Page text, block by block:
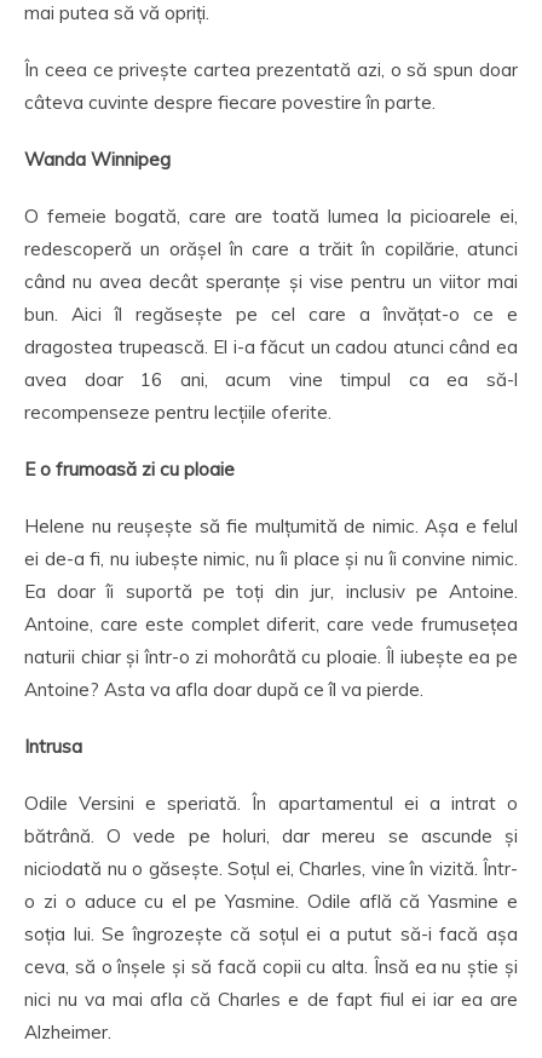
mai putea să vă opriți.
În ceea ce privește cartea prezentată azi, o să spun doar
câteva cuvinte despre fiecare povestire în parte.
Wanda Winnipeg
O femeie bogată, care are toată lumea la picioarele ei,
redescoperă un orășel în care a trăit în copilărie, atunci
când nu avea decât speranțe și vise pentru un viitor mai
bun. Aici îl regăsește pe cel care a învățat-o ce e
dragostea trupească. El i-a făcut un cadou atunci când ea
avea doar 16 ani, acum vine timpul ca ea să-l
recompenseze pentru lecțiile oferite.
E o frumoasă zi cu ploaie
Helene nu reușește să fie mulțumită de nimic. Așa e felul
ei de-a fi, nu iubește nimic, nu îi place și nu îi convine nimic.
Ea doar îi suportă pe toți din jur, inclusiv pe Antoine.
Antoine, care este complet diferit, care vede frumusețea
naturii chiar și într-o zi mohorâtă cu ploaie. Îl iubește ea pe
Antoine? Asta va afla doar după ce îl va pierde.
Intrusa
Odile Versini e speriată. În apartamentul ei a intrat o
bătrână. O vede pe holuri, dar mereu se ascunde și
niciodată nu o găsește. Soțul ei, Charles, vine în vizită. Într-
o zi o aduce cu el pe Yasmine. Odile află că Yasmine e
soția lui. Se îngrozește că soțul ei a putut să-i facă așa
ceva, să o înșele și să facă copii cu alta. Însă ea nu știe și
nici nu va mai afla că Charles e de fapt fiul ei iar ea are
Alzheimer.